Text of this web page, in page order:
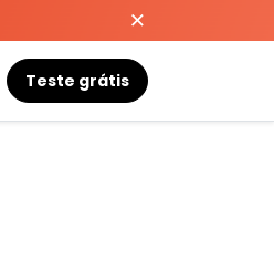
Teste grátis